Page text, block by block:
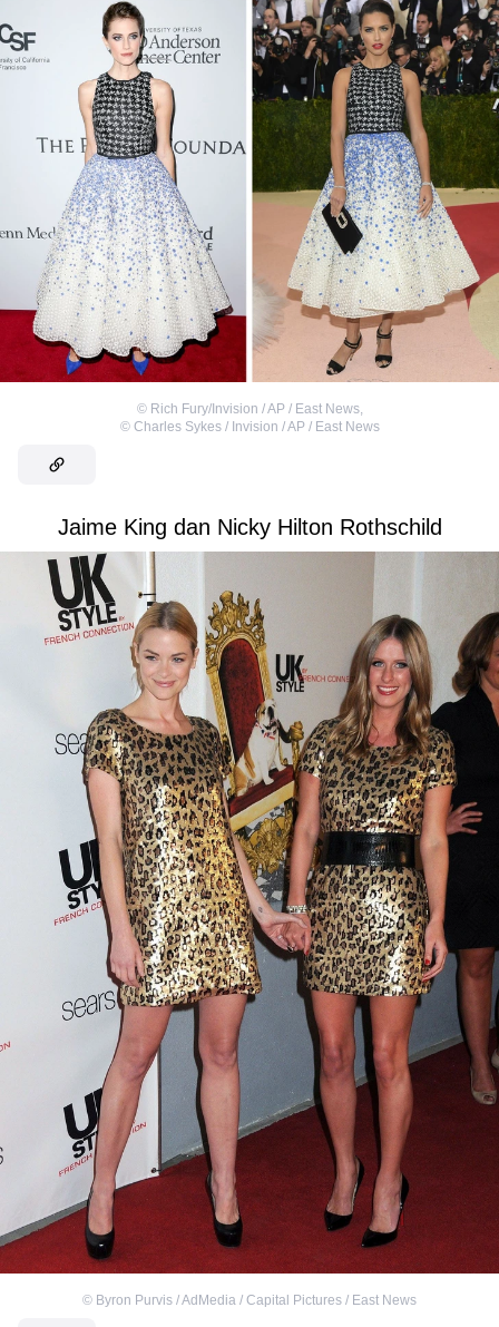
© Rich Fury/Invision / AP / East News,
© Charles Sykes / Invision / AP / East News
Jaime King dan Nicky Hilton Rothschild
© Byron Purvis / AdMedia / Capital Pictures / East News